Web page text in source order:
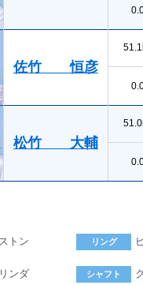
佐竹 恒彦
松竹 大輔
トン リング
ンダ シャフト